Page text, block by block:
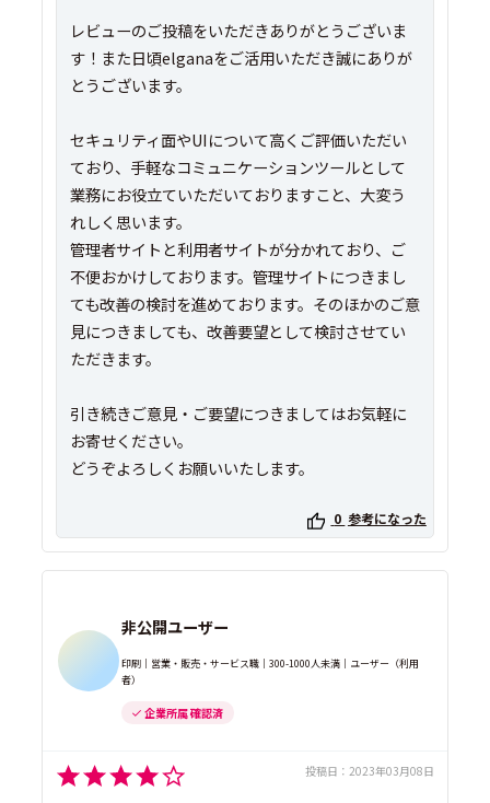
レビューのご投稿をいただきありがとうございま
す！また日頃elganaをご活用いただき誠にありが
とうございます。
セキュリティ面やUIについて高くご評価いただい
ており、手軽なコミュニケーションツールとして
業務にお役立ていただいておりますこと、大変う
れしく思います。
管理者サイトと利用者サイトが分かれており、ご
不便おかけしております。管理サイトにつきまし
ても改善の検討を進めております。そのほかのご意
見につきましても、改善要望として検討させてい
ただきます。
引き続きご意見・ご要望につきましてはお気軽に
お寄せください。
どうぞよろしくお願いいたします。
0 参考になった
非公開ユーザー
印刷｜営業・販売・サービス職｜300-1000人未満｜ユーザー（利用
者）
企業所属 確認済
投稿日： 2023年03月08日